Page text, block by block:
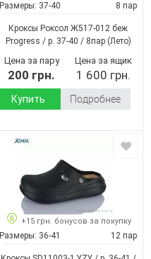
Размеры: 37-40 8 пар
Кроксы Роксол Ж517-012 беж
Progress / p. 37-40 / 8пар(Лето)
Цена за пару
200 грн.
Цена за ящик
1 600 грн.
Купить Подробнее
+15 грн. бонусов за покупку
Размеры: 36-41 12 пар